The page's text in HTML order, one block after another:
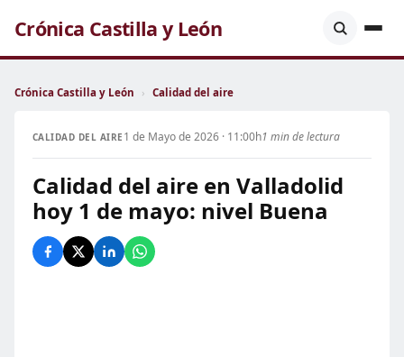
Crónica Castilla y León
Crónica Castilla y León › Calidad del aire
CALIDAD DEL AIRE 1 de Mayo de 2026 · 11:00h1 min de lectura
Calidad del aire en Valladolid
hoy 1 de mayo: nivel Buena